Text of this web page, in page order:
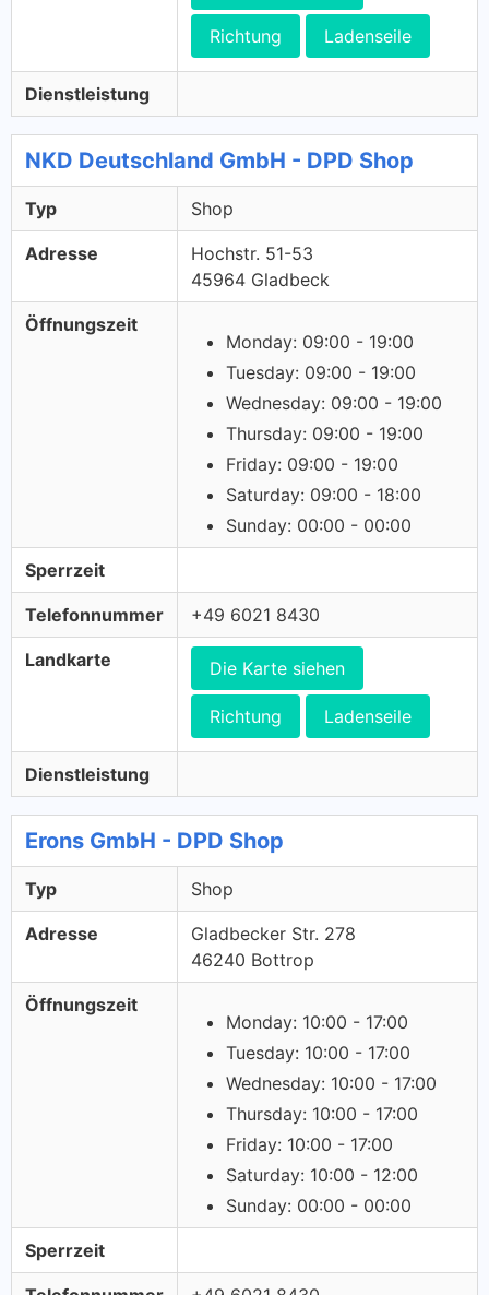
Richtung Ladenseile
Dienstleistung
NKD Deutschland GmbH - DPD Shop
Typ Shop
Adresse
Hochstr. 51-53
45964 Gladbeck
Öffnungszeit
Monday: 09:00 - 19:00
Tuesday: 09:00 - 19:00
Wednesday: 09:00 - 19:00
Thursday: 09:00 - 19:00
Friday: 09:00 - 19:00
Saturday: 09:00 - 18:00
Sunday: 00:00 - 00:00
Sperrzeit
Telefonnummer +49 6021 8430
Landkarte Die Karte siehen
Richtung Ladenseile
Dienstleistung
Erons GmbH - DPD Shop
Typ Shop
Adresse
Gladbecker Str. 278
46240 Bottrop
Öffnungszeit
Monday: 10:00 - 17:00
Tuesday: 10:00 - 17:00
Wednesday: 10:00 - 17:00
Thursday: 10:00 - 17:00
Friday: 10:00 - 17:00
Saturday: 10:00 - 12:00
Sunday: 00:00 - 00:00
Sperrzeit